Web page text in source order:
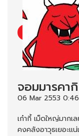
จอมมารคากิ
06 Mar 2553
เก๋ากี้ เม็ดใหญ่มากเ
คงคลังอาวุธเยอะแ